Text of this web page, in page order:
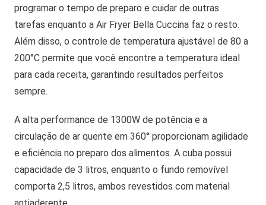
programar o tempo de preparo e cuidar de outras
tarefas enquanto a Air Fryer Bella Cuccina faz o resto.
Além disso, o controle de temperatura ajustável de 80 a
200°C permite que você encontre a temperatura ideal
para cada receita, garantindo resultados perfeitos
sempre.
A alta performance de 1300W de potência e a
circulação de ar quente em 360° proporcionam agilidade
e eficiência no preparo dos alimentos. A cuba possui
capacidade de 3 litros, enquanto o fundo removível
comporta 2,5 litros, ambos revestidos com material